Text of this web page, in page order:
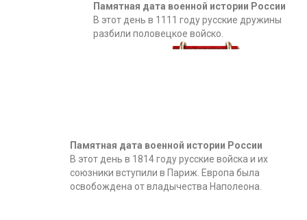
Памятная дата военной истории России
В этот день в 1111 году русские дружины
разбили половецкое войско.
Памятная дата военной истории России
В этот день в 1814 году русские войска и их
союзники вступили в Париж. Европа была
освобождена от владычества Наполеона.